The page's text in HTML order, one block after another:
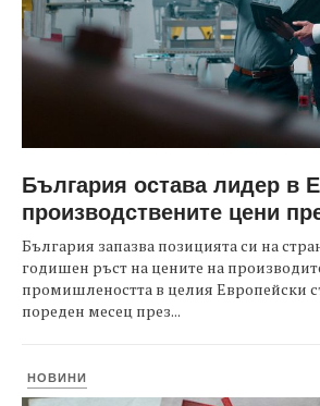
България остава лидер в
производствените цени
България запазва позицията си на
годишен ръст на цените на
промишлеността в целия Европейски
пореден месец през...
НОВИНИ